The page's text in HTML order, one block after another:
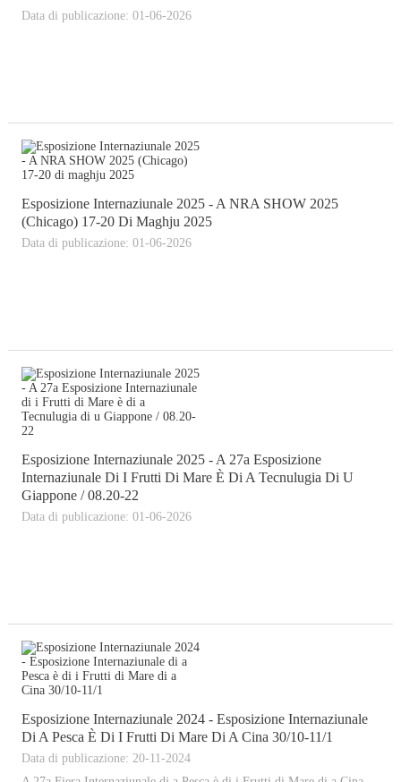
Data di publicazione: 01-06-2026
Esposizione Internaziunale 2025 - A NRA SHOW 2025
(Chicago) 17-20 Di Maghju 2025
Data di publicazione: 01-06-2026
Esposizione Internaziunale 2025 - A 27a Esposizione
Internaziunale Di I Frutti Di Mare È Di A Tecnulugia Di U
Giappone / 08.20-22
Data di publicazione: 01-06-2026
Esposizione Internaziunale 2024 - Esposizione Internaziunale
Di A Pesca È Di I Frutti Di Mare Di A Cina 30/10-11/1
Data di publicazione: 20-11-2024